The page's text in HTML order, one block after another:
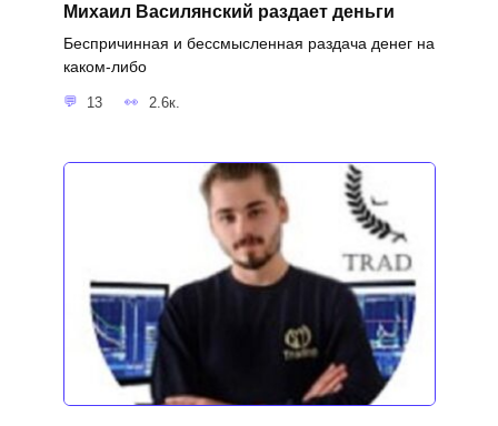
Михаил Василянский раздает деньги
Беспричинная и бессмысленная раздача денег на
каком-либо
13 2.6к.